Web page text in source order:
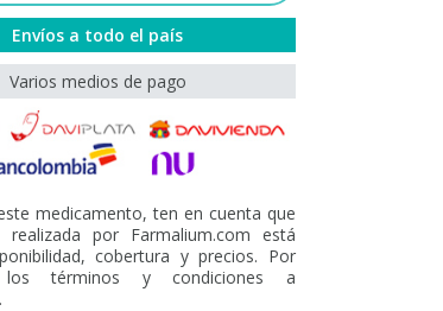
Envíos a todo el país
Varios medios de pago
medicamento, ten en cuenta que
realizada por Farmalium.com está
cobertura y precios. Por
términos y condiciones a